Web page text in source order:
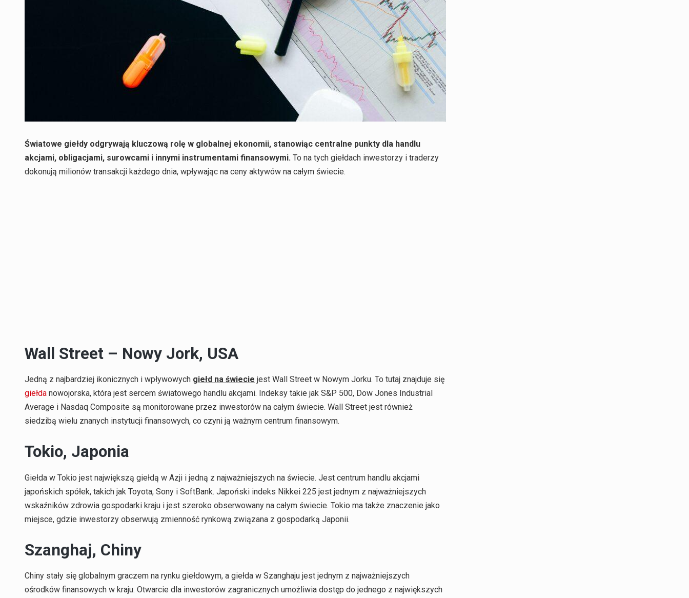
Światowe giełdy odgrywają kluczową rolę w globalnej ekonomii, stanowiąc centralne punkty dla handlu
akcjami, obligacjami, surowcami i innymi instrumentami finansowymi. To na tych giełdach inwestorzy i traderzy
dokonują milionów transakcji każdego dnia, wpływając na ceny aktywów na całym świecie.
Wall Street – Nowy Jork, USA
Jedną z najbardziej ikonicznych i wpływowych giełd na świecie jest Wall Street w Nowym Jorku. To tutaj znajduje się
giełda nowojorska, która jest sercem światowego handlu akcjami. Indeksy takie jak S&P 500, Dow Jones Industrial
Average i Nasdaq Composite są monitorowane przez inwestorów na całym świecie. Wall Street jest również
siedzibą wielu znanych instytucji finansowych, co czyni ją ważnym centrum finansowym.
Tokio, Japonia
Giełda w Tokio jest największą giełdą w Azji i jedną z najważniejszych na świecie. Jest centrum handlu akcjami
japońskich spółek, takich jak Toyota, Sony i SoftBank. Japoński indeks Nikkei 225 jest jednym z najważniejszych
wskaźników zdrowia gospodarki kraju i jest szeroko obserwowany na całym świecie. Tokio ma także znaczenie jako
miejsce, gdzie inwestorzy obserwują zmienność rynkową związana z gospodarką Japonii.
Szanghaj, Chiny
Chiny stały się globalnym graczem na rynku giełdowym, a giełda w Szanghaju jest jednym z najważniejszych
ośrodków finansowych w kraju. Otwarcie dla inwestorów zagranicznych umożliwia dostęp do jednego z największych